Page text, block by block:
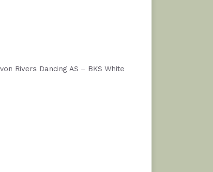
Rivers Dancing AS – BKS White